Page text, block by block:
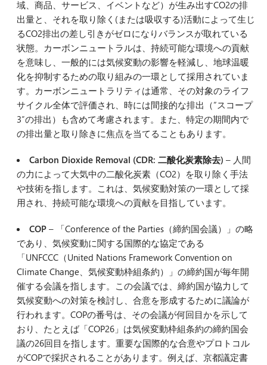
域、商品、サービス、イベントなど）が生み出すCO2の排
出量と、それを取り除く(または吸収する)活動によって生じ
るCO2排出の差し引きがゼロになりバランスが取れている
状態。カーボンニュートラルは、持続可能な環境への貢献
を意味し、一般的には気候変動の影響を軽減し、地球温暖
化を抑制するための取り組みの一環として採用されていま
す。カーボンニュートラリティは通常、その対象のライフ
サイクル全体で評価され、時には間接的な排出（”スコープ
3″の排出）も含めて考慮されます。また、特定の期間内で
の排出量と取り除きに焦点を当てることもあります。
Carbon Dioxide Removal (CDR: 二酸化炭素除去) – 人間
の力によって大気中の二酸化炭素（CO2）を取り除く手法
や技術を指します。これは、気候変動対策の一環として採
用され、持続可能な環境への貢献を目指しています。
COP – 「Conference of the Parties（締約国会議）」の略
であり、気候変動に関する国際的な協定である
「UNFCCC（United Nations Framework Convention on
Climate Change、気候変動枠組条約）」の締約国が毎年開
催する会議を指します。この会議では、締約国が協力して
気候変動への対策を検討し、合意を形成するために議論が
行われます。COPの番号は、その会議が何回目かを示して
おり、たとえば「COP26」は気候変動枠組条約の締約国会
議の26回目を指します。重要な国際的な合意やプロトコル
がCOPで採択されることがあります。例えば、京都議定書